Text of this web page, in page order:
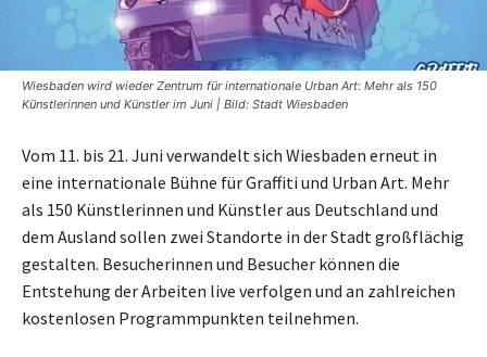
Wiesbaden wird wieder Zentrum für internationale Urban Art: Mehr als 150
Künstlerinnen und Künstler im Juni | Bild: Stadt Wiesbaden
Vom 11. bis 21. Juni verwandelt sich Wiesbaden erneut in
eine internationale Bühne für Graffiti und Urban Art. Mehr
als 150 Künstlerinnen und Künstler aus Deutschland und
dem Ausland sollen zwei Standorte in der Stadt großflächig
gestalten. Besucherinnen und Besucher können die
Entstehung der Arbeiten live verfolgen und an zahlreichen
kostenlosen Programmpunkten teilnehmen.